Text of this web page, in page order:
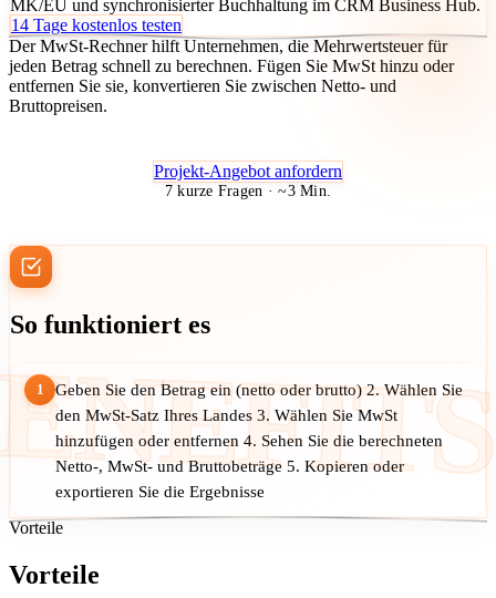
MK/EU und synchronisierter Buchhaltung im CRM Business Hub.
14 Tage kostenlos testen
Der MwSt-Rechner hilft Unternehmen, die Mehrwertsteuer für
jeden Betrag schnell zu berechnen. Fügen Sie MwSt hinzu oder
entfernen Sie sie, konvertieren Sie zwischen Netto- und
Bruttopreisen.
Projekt-Angebot anfordern
7 kurze Fragen · ~3 Min.
So funktioniert es
1
Geben Sie den Betrag ein (netto oder brutto) 2. Wählen Sie
den MwSt-Satz Ihres Landes 3. Wählen Sie MwSt
hinzufügen oder entfernen 4. Sehen Sie die berechneten
Netto-, MwSt- und Bruttobeträge 5. Kopieren oder
exportieren Sie die Ergebnisse
Vorteile
Vorteile